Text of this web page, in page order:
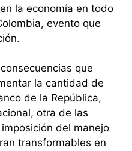
la economía en todo
evento que
que
la cantidad de
de la República,
otra de las
del manejo
transformables en